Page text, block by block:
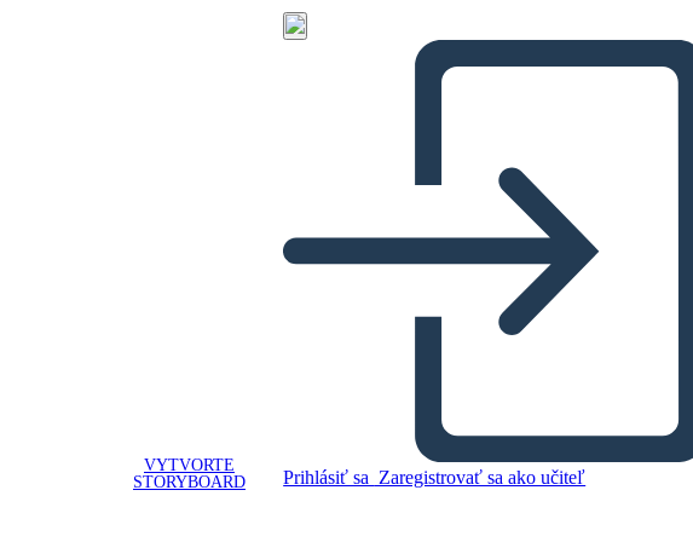
VYTVORTE
STORYBOARD
Prihlásiť sa Zaregistrovať sa ako učiteľ